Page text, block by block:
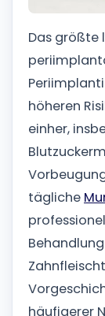
Das größte
höheren
einher,
tägliche
häufigerer